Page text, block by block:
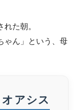
た朝。
ゃん」という、母
アシス